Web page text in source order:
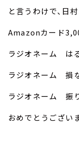
と言うわけで、日
Amazonカード
ラジオネーム は
ラジオネーム 損
ラジオネーム 振
おめでとうござい